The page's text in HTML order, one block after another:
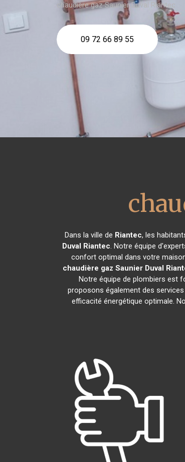
chaudière gaz Saunier Duval Riantec
09 72 66 89 55
Dans la ville de Riantec, les
Duval Riantec. Notre équipe
confort optimal dans votre
chaudière gaz Saunier Duval
Notre équipe de plombiers est
proposons également des
efficacité énergétique optimale.